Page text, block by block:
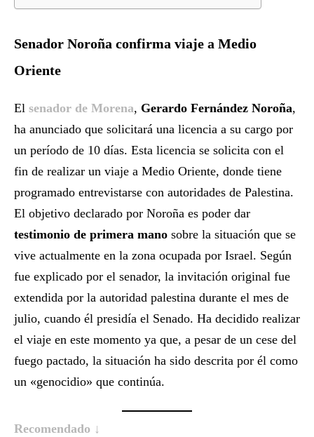
Senador Noroña confirma viaje a Medio
Oriente
El senador de Morena, Gerardo Fernández Noroña,
ha anunciado que solicitará una licencia a su cargo por
un período de 10 días. Esta licencia se solicita con el
fin de realizar un viaje a Medio Oriente, donde tiene
programado entrevistarse con autoridades de Palestina.
El objetivo declarado por Noroña es poder dar
testimonio de primera mano sobre la situación que se
vive actualmente en la zona ocupada por Israel. Según
fue explicado por el senador, la invitación original fue
extendida por la autoridad palestina durante el mes de
julio, cuando él presidía el Senado. Ha decidido realizar
el viaje en este momento ya que, a pesar de un cese del
fuego pactado, la situación ha sido descrita por él como
un «genocidio» que continúa.
Recomendado ↓